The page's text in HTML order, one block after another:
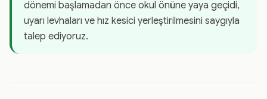
dönemi başlamadan önce okul önüne yaya geçidi,
uyarı levhaları ve hız kesici yerleştirilmesini saygıyla
talep ediyoruz.